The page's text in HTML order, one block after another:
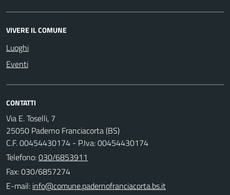
VIVERE IL COMUNE
Luoghi
Eventi
CONTATTI
Via E. Toselli, 7
25050 Paderno Franciacorta (BS)
C.F. 00454430174 - P.Iva: 00454430174
Telefono:030/6853911
Fax: 030/6857274
E-mail: